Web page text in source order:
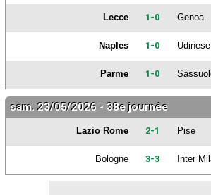
Lecce 1-0 Genoa
Naples 1-0 Udinese
Parme 1-0
sam. 23/05/2026 - 38e journée
Lazio Rome 2-1 Pise
Bologne 3-3 Inter
Paramètrages / Options
Contact / Signaler un bug
Recrutement Maxifoot
Mentions légales